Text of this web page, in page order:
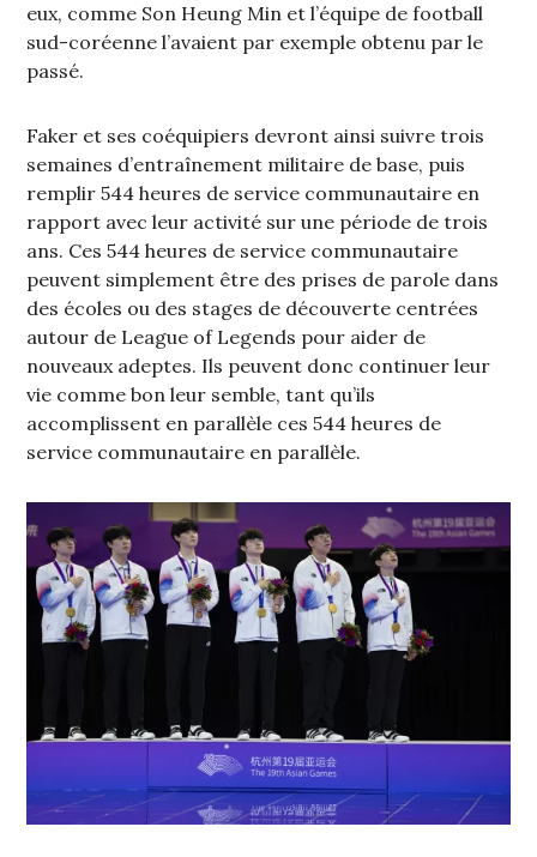
eux, comme Son Heung Min et l’équipe de football
sud-coréenne l’avaient par exemple obtenu par le
passé.
Faker et ses coéquipiers devront ainsi suivre trois
semaines d’entraînement militaire de base, puis
remplir 544 heures de service communautaire en
rapport avec leur activité sur une période de trois
ans. Ces 544 heures de service communautaire
peuvent simplement être des prises de parole dans
des écoles ou des stages de découverte centrées
autour de League of Legends pour aider de
nouveaux adeptes. Ils peuvent donc continuer leur
vie comme bon leur semble, tant qu’ils
accomplissent en parallèle ces 544 heures de
service communautaire en parallèle.